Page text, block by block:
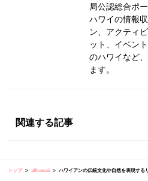
局公認総合ポ
ハワイの情報
ン、アクティ
ット、イベン
のハワイなど
ます。
関連する記事
トップ allhawaii ハワイアンの伝統文化や自然を表現する